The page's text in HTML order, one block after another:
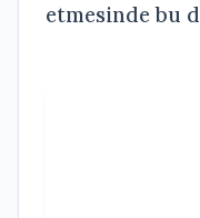
etmesinde bu